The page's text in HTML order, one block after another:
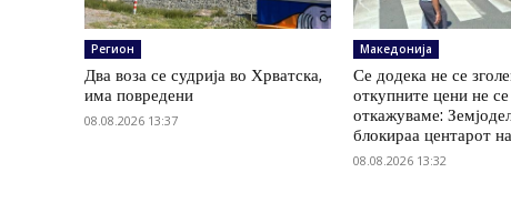
Регион
Два воза се судрија во Хрватска,
има повредени
08.08.2026 13:37
Македонија
Се додека не се
откупните цени не се
откажуваме:
блокираа центарот
08.08.2026 13:32